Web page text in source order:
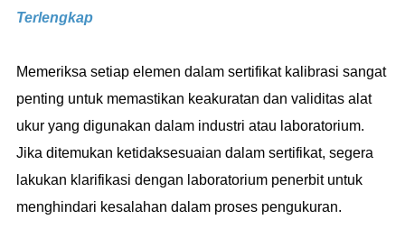
Terlengkap
Memeriksa setiap elemen dalam sertifikat kalibrasi sangat
penting untuk memastikan keakuratan dan validitas alat
ukur yang digunakan dalam industri atau laboratorium.
Jika ditemukan ketidaksesuaian dalam sertifikat, segera
lakukan klarifikasi dengan laboratorium penerbit untuk
menghindari kesalahan dalam proses pengukuran.